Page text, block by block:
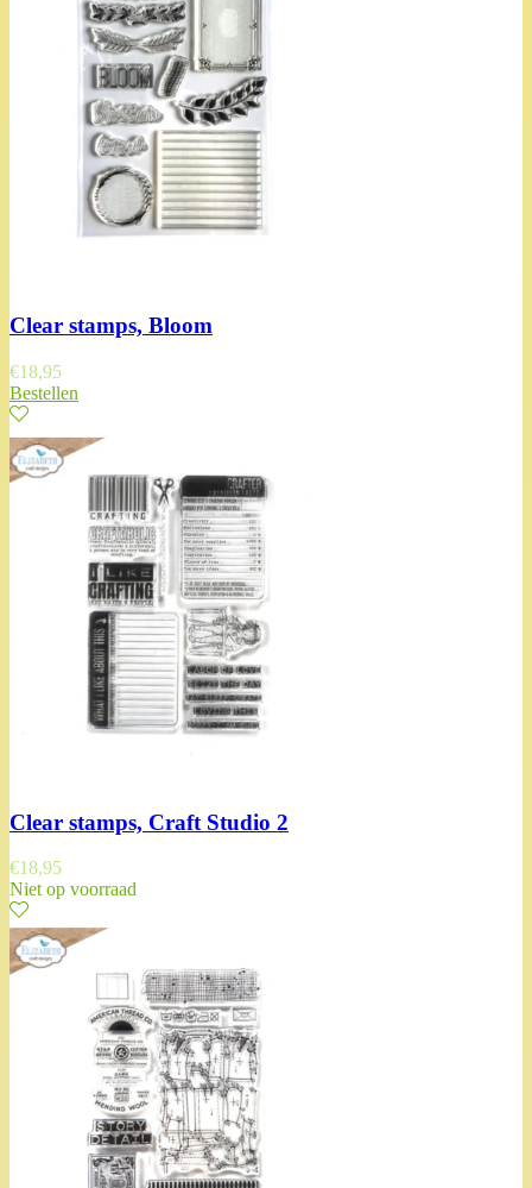
Clear stamps, Bloom
€18,95
Bestellen
Clear stamps, Craft Studio 2
€18,95
Niet op voorraad